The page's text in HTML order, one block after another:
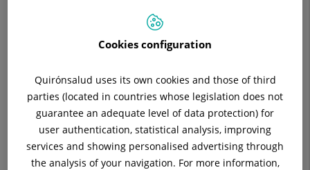
Descripció Equip Mèdic
Cap de Servei
Cookies configuration
Quirónsalud uses its own cookies and those of third
parties (located in countries whose legislation does not
guarantee an adequate level of data protection) for
user authentication, statistical analysis, improving
services and showing personalised advertising through
the analysis of your navigation. For more information,